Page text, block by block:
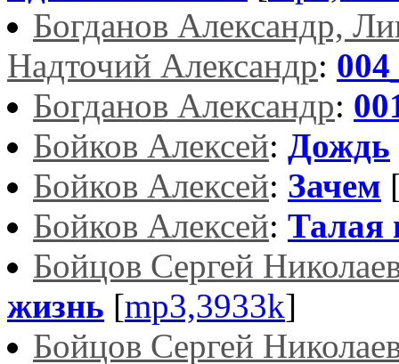
Богданов Александр,
Надточий Александр:
Богданов Александр:
Бойков Алексей: Дождь
Бойков Алексей: Зачем
Бойков Алексей: Талая
Бойцов Сергей
жизнь [mp3,3933k]
Бойцов Сергей